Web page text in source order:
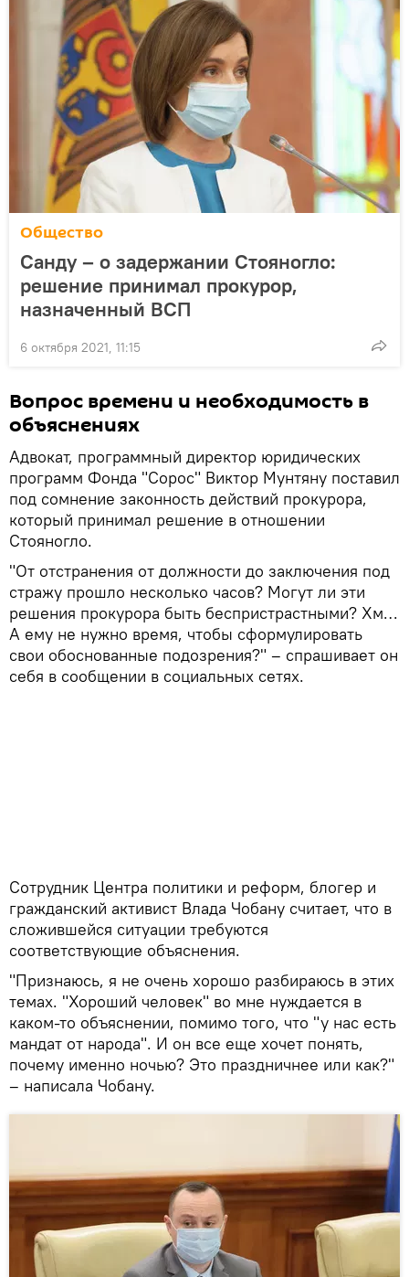
Общество
Санду – о задержании Стояногло:
решение принимал прокурор,
назначенный ВСП
6 октября 2021, 11:15
Вопрос времени и необходимость в
объяснениях
Адвокат, программный директор юридических
программ Фонда "Сорос" Виктор Мунтяну поставил
под сомнение законность действий прокурора,
который принимал решение в отношении
Стояногло.
"От отстранения от должности до заключения под
стражу прошло несколько часов? Могут ли эти
решения прокурора быть беспристрастными? Хм…
А ему не нужно время, чтобы сформулировать
свои обоснованные подозрения?" – спрашивает он
себя в сообщении в социальных сетях.
Сотрудник Центра политики и реформ, блогер и
гражданский активист Влада Чобану считает, что в
сложившейся ситуации требуются
соответствующие объяснения.
"Признаюсь, я не очень хорошо разбираюсь в этих
темах. "Хороший человек" во мне нуждается в
каком-то объяснении, помимо того, что "у нас есть
мандат от народа". И он все еще хочет понять,
почему именно ночью? Это праздничнее или как?"
– написала Чобану.